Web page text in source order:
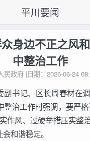
平川要闻
身边不正之风
中整治工作
政府 |日期：2026-06-24
副书记、区长周春材在
整治工作时强调，要严
作风、过硬举措压实整
和谐稳定。